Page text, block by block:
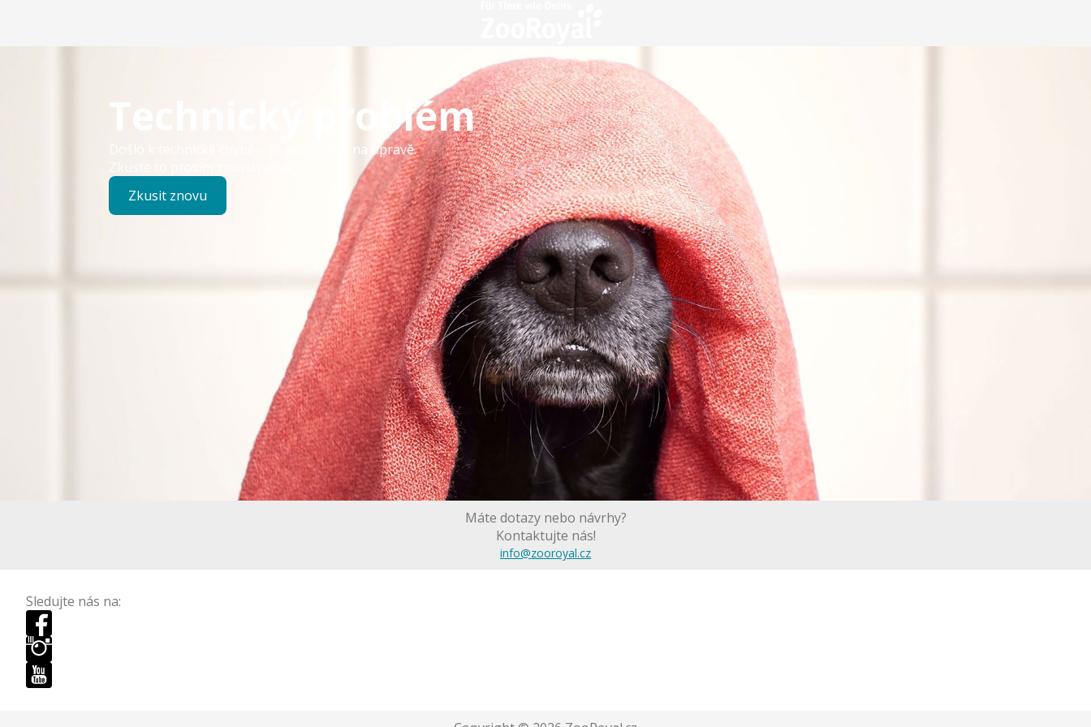
Technický problém
Došlo k technické chybě – již pracujeme na opravě.
Zkuste to prosím znovu později.
Zkusit znovu
Máte dotazy nebo návrhy?
Kontaktujte nás!
info@zooroyal.cz
Sledujte nás na: